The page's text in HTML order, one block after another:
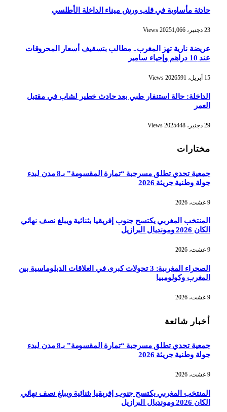
حادثة مأساوية في قلب ورش ميناء الداخلة الأطلسي
23 دجنبر، 2025 1,066
Views
عريضة نارية تهز المغرب.. مطالب بتسقيف أسعار المحروقات
عند 10 دراهم وإحياء سامير
15 أبريل، 2026 591
Views
الداخلة: حالة استنفار طبي بعد حادث خطير لشاب في مقتبل
العمر
29 دجنبر، 2025 448
Views
مختارات
جمعية تحدي تطلق مسرحية “تمارة المقسومة” بـ8 مدن لبدء
جولة وطنية جريئة 2026
9 غشت، 2026
المنتخب المغربي يكتسح جنوب إفريقيا بثنائية ويبلغ نصف نهائي
الكان 2026 ومونديال البرازيل
9 غشت، 2026
الصحراء المغربية: 3 تحولات كبرى في العلاقات الدبلوماسية بين
المغرب وكولومبيا
9 غشت، 2026
أخبار شائعة
جمعية تحدي تطلق مسرحية “تمارة المقسومة” بـ8 مدن لبدء
جولة وطنية جريئة 2026
9 غشت، 2026
المنتخب المغربي يكتسح جنوب إفريقيا بثنائية ويبلغ نصف نهائي
الكان 2026 ومونديال البرازيل